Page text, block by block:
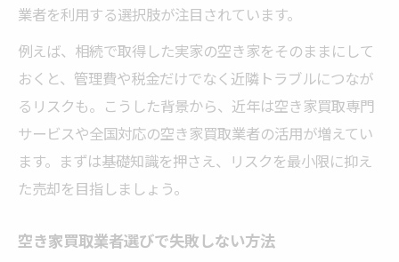
空き家対策フル活用ドットコムの有効性
不動産売却時に知っておく補助制度
悩ましい空き家の売却を成功へ導く実践法
不動産売却で後悔しないための準備法
空き家買取で失敗しないポイント整理
石川県で実践できる売却スケジュール術
空き家買取業者の活用で成功体験を得る
不動産売却後の手続きと注意点まとめ
業者を利用する選択肢が注目されています。
例えば、相続で取得した実家の空き家をそのままにして
おくと、管理費や税金だけでなく近隣トラブルにつなが
るリスクも。こうした背景から、近年は空き家買取専門
サービスや全国対応の空き家買取業者の活用が増えてい
ます。まずは基礎知識を押さえ、リスクを最小限に抑え
た売却を目指しましょう。
空き家買取業者選びで失敗しない方法